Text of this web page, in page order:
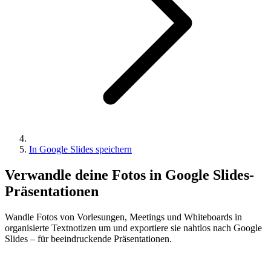
In Google Slides speichern
Verwandle deine Fotos in Google Slides-
Präsentationen
Wandle Fotos von Vorlesungen, Meetings und Whiteboards in
organisierte Textnotizen um und exportiere sie nahtlos nach Google
Slides – für beeindruckende Präsentationen.